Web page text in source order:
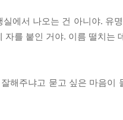
실에서 나오는 건 아니야. 유
자를 붙인 거야. 이름 떨치는
해주냐고 묻고 싶은 마음이